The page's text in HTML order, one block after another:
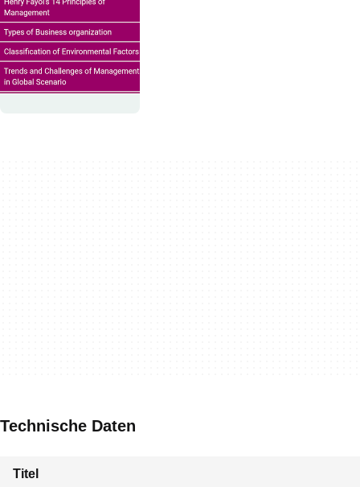
Technische Daten
Titel